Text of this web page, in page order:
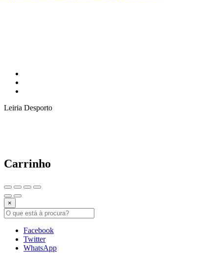
Leiria Desporto
Carrinho
×
Facebook
Twitter
WhatsApp